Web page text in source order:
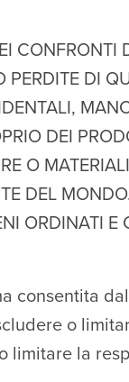
DI
DEI
O
DEL
ORDINATI
consentita
o
limitare la